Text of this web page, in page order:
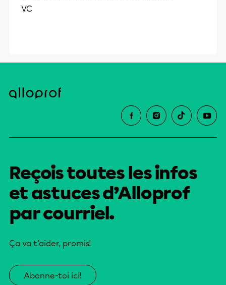
VC
Reçois toutes les infos
et astuces d’Alloprof
par courriel.
Ça va t’aider, promis!
Abonne-toi ici!